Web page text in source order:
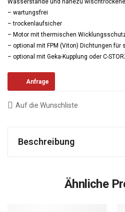
Wasserstände und nahezu
– wartungsfrei
– trockenlaufsicher
– Motor mit thermischen
– optional mit FPM (Viton) Dichtungen für
– optional mit Geka-Kupplung oder C-
Anfrage
Auf die Wunschliste
Beschreibung
Ähnliche